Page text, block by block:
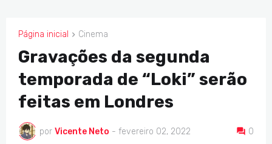
Página inicial Cinema
CINEMA
Gravações da segunda
temporada de “Loki” serão
feitas em Londres
por Vicente Neto - fevereiro 02, 2022 0